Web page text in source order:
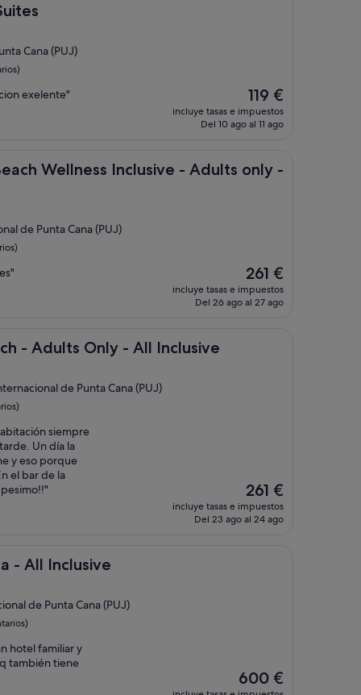
Cana (PUJ)
exelente"
El
precio
actual
119 €
119 €
incluye tasas e impuestos
Del 10 ago al 11 ago
Wellness Inclusive - Adults only -
Inclusive - Adults only - All inclusive
de Punta Cana (PUJ)
El
precio
actual
261 €
incluye tasas e impuestos
Del 26 ago al 27 ago
- Adults Only - All Inclusive
Only - All Inclusive
de Punta Cana (PUJ)
siempre
Un día la
y eso porque
el bar de la
El
precio
actual
261 €
incluye tasas e impuestos
Del 23 ago al 24 ago
- All Inclusive
de Punta Cana (PUJ)
hotel familiar y
también tiene
El
precio
600 €